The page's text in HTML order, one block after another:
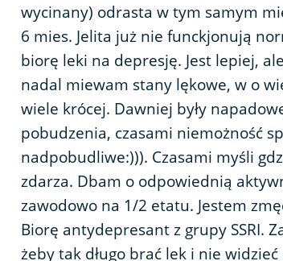
wycinany) odrasta w tym samym
6 mies. Jelita już nie funckjonują
biorę leki na depresję. Jest lepiej,
nadal miewam stany lękowe, w o
wiele krócej. Dawniej były
pobudzenia, czasami niemożność
nadpobudliwe:))). Czasami myśli
zdarza. Dbam o odpowiednią
zawodowo na 1/2 etatu. Jestem
Biorę antydepresant z grupy SSRI.
żeby tak długo brać lek i nie